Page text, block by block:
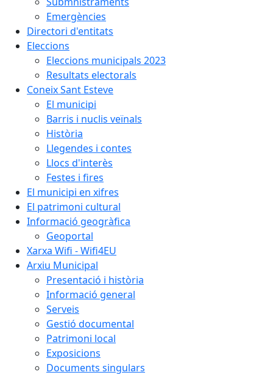
Emergències
Directori d'entitats
Eleccions
Eleccions municipals 2023
Resultats electorals
Coneix Sant Esteve
El municipi
Barris i nuclis veïnals
Història
Llegendes i contes
Llocs d'interès
Festes i fires
El municipi en xifres
El patrimoni cultural
Informació geogràfica
Geoportal
Xarxa Wifi - Wifi4EU
Arxiu Municipal
Presentació i història
Informació general
Serveis
Gestió documental
Patrimoni local
Exposicions
Documents singulars